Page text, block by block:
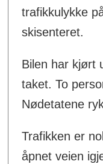
trafikkulykke
skisenteret.
Bilen har kjørt
taket. To
Nødetatene
Trafikken er
åpnet veien